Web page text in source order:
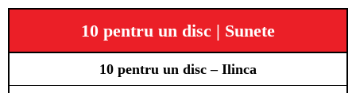
10 pentru un disc | Sunete
10 pentru un disc – Ilinca